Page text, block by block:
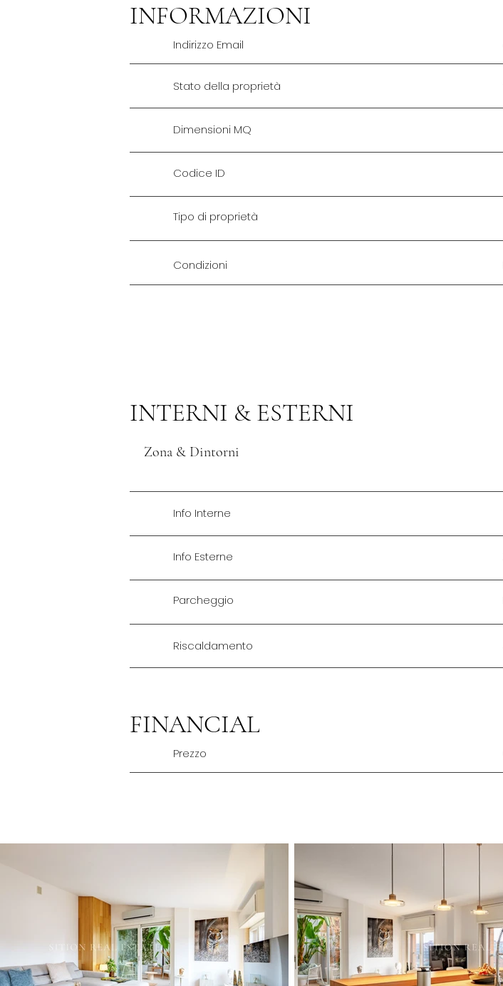
INFORMAZIONI
Indirizzo Email
Stato della proprietà
Dimensioni MQ
Codice ID
Tipo di proprietà
Condizioni
Riscaldamento
INTERNI & ESTERNI
Zona & Dintorni
Info Interne
Info Esterne
Parcheggio
FINANCIAL
Prezzo